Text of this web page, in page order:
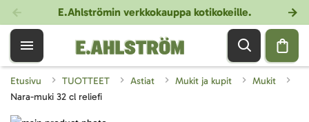
E.Ahlströmin verkkokauppa kotikokeille.
Etusivu TUOTTEET Astiat Mukit ja kupit
Mukit
Nara-muki 32 cl reliefi